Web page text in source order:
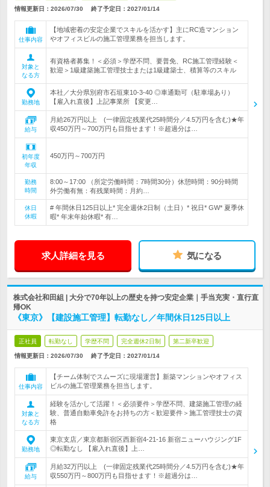
情報更新日：2026/07/30 終了予定日： 2027/01/14
仕事内容
【地域密着の安定企業でスキルを活かす】主にRC造マンション
やオフィスビルの施工管理業務を担当します。
対象と
なる方
有資格者募集！＜必須＞学歴不問、要普免、RC施工管理経験＜
歓迎＞1級建築施工管理技士または1級建築士、積算等のスキル
勤務地
本社／大分県別府市石垣東10-3-40 ◎車通勤可（駐車場あり）
【雇入れ直後】上記事業所 【変更…
給与
月給26万円以上 (一律固定残業代25時間分／4.5万円を含む)★年
収450万円～700万円も目指せます！※超過分は…
初年度
年収
450万円～700万円
勤務
時間
8:00～17:00 （所定労働時間：7時間30分）休憩時間：90分時間
外労働有無：有残業時間：月約…
休日
休暇
# 年間休日125日以上* 完全週休2日制（土日）* 祝日* GW* 夏季休
暇* 年末年始休暇* 有…
求人詳細を見る 気になる
株式会社和田組 | 大分で70年以上の歴史を持つ安定企業｜手当充実・直行直
帰OK
《東京》【建設施工管理】転勤なし／年間休日125日以上
正社員 転勤なし 学歴不問 完全週休2日制 第二新卒歓迎
情報更新日：2026/07/30 終了予定日： 2027/01/14
仕事内容
【チーム体制でスムーズに現場運営】新築マンションやオフィス
ビルの施工管理業務を担当します。
対象と
なる方
経験を活かして活躍！＜必須要件＞学歴不問、建築施工管理の経
験、普通自動車免許をお持ちの方＜歓迎要件＞施工管理技士の資
格
勤務地
東京支店／東京都新宿区西新宿4-21-16 新宿ニューハウジング1F
◎転勤なし 【雇入れ直後】上…
給与
月給32万円以上 (一律固定残業代25時間分／4.5万円を含む)★年
収550万円～800万円も目指せます！※超過分は…